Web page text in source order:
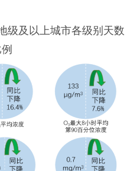
级及以上城市各级别天数